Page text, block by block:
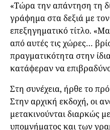
«Τώρα την απάντηση τη
γράφημα στα δεξιά με
επεξηγηματικό τίτλο.
από αυτές τις χώρες…
πραγματικότητα στην
κατάφεραν να
Στη συνέχεια, ήρθε το
Στην αρχική εκδοχή, οι
μετακινούνται διαρκώς
υπομνήματος και των